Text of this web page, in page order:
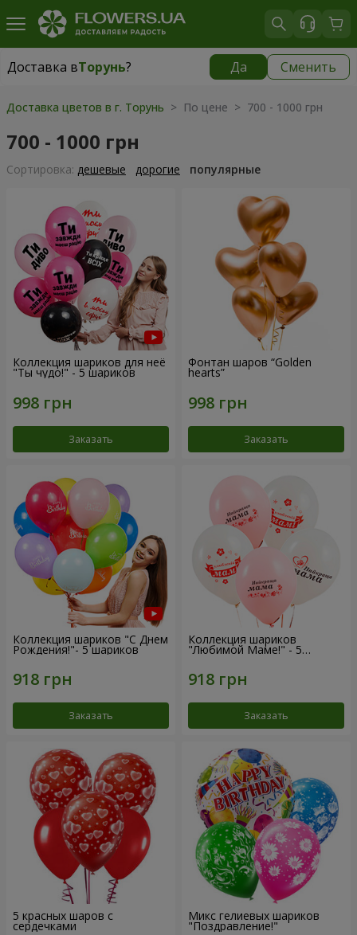
Доставка вТорунь? Да Сменить
Доставка вТорунь|
Доставка цветов в г. Торунь > По цене > 700 - 1000 грн
700 - 1000 грн
Cортировка: дешевые дорогие популярные
Коллекция шариков для неё
"Ты чудо!" - 5 шариков
Заказать
Фонтан шаров “Golden
hearts”
Заказать
Коллекция шариков "С Днем
Рождения!"- 5 шариков
Заказать
Коллекция шариков
"Любимой Маме!" - 5
Заказать
5 красных шаров с
сердечками
Микс гелиевых шариков
"Поздравление!"